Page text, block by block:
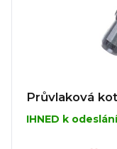
Průvlaková
IHNED k odeslání